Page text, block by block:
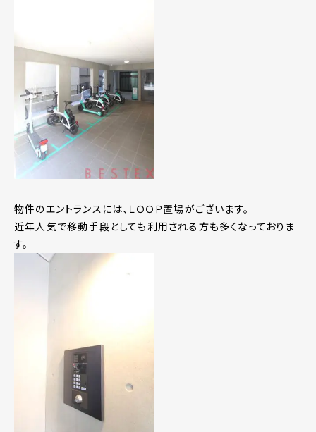
物件のエントランスには、ＬＯＯＰ置場がございます。
近年人気で移動手段としても利用される方も多くなっておりま
す。